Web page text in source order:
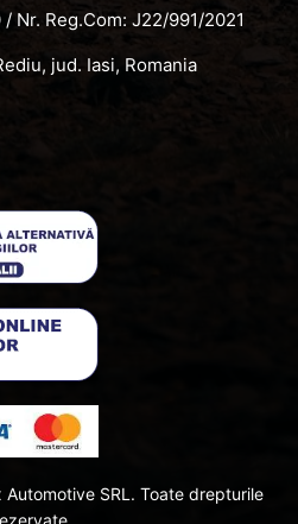
Nr. Reg.Com: J22/991/2021
jud. Iasi, Romania
Automotive SRL. Toate drepturile